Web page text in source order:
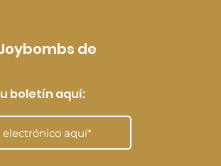
de
boletín aquí: